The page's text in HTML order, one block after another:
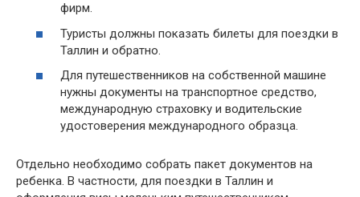
фирм.
Туристы должны показать билеты для поездки в
Таллин и обратно.
Для путешественников на собственной машине
нужны документы на транспортное средство,
международную страховку и водительские
удостоверения международного образца.
Отдельно необходимо собрать пакет документов на
ребенка. В частности, для поездки в Таллин и